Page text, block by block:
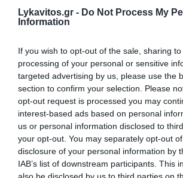
Lykavitos.gr - Do Not Process My
Information
If you wish to opt-out of the sale, sharing
processing of your personal or sensitive
targeted advertising by us, please use the
section to confirm your selection. Please
opt-out request is processed you may
interest-based ads based on personal
us or personal information disclosed to
your opt-out. You may separately opt-out
disclosure of your personal information by
IAB’s list of downstream participants. This
Τεχεράνη: Πιθανός ο
του Ορμούζ για «εχθρικά» πλοία –
επιβολή προστίμων έως 20%